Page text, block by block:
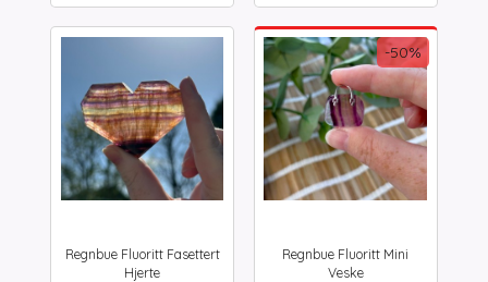
Regnbue Fluoritt Fasettert
Hjerte
Regnbue Fluoritt Mini
Veske
-50%